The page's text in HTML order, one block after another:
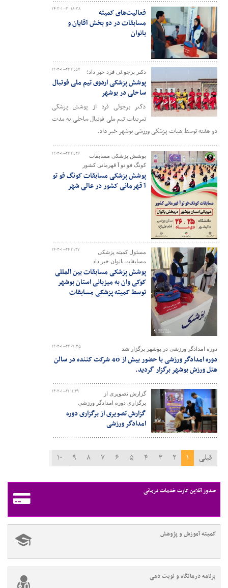
۱۴۰۳-۱۰-۳۰ ۱۸:۳۸
فعالیت‌های کمیته
مسابقات در دو بخش آقایان و
بانوان
۱۴۰۳-۱۰-۲۴ ۱۱:۵۷ دکتر برجو.ئی فرد خبر داد؛
پوشش پزشکی اردوی تیم ملی فوتبال
ساحلی در بوشهر
دکتر برجوئی فرد از پوشش پزشکی
تمرینات تیم ملی فوتبال ساحلی به مدت
دو هفته توسط هیات پزشکی ورزشی بوشهر خبر داد.
۱۴۰۳-۱۰-۲۴ ۱۱:۳۶
پوشش پزشکی مسابقات
کونگ فو تو آ قهرمانی کشور
پوشش پزشکی مسابقات کونگ فو تو
آ قهرمانی کشور در عالی شهر
۱۴۰۳-۱۰-۲۴ ۱۱:۲۷
مسئول کمیته پزشکی
مسابقات بانوان خبر داد
پوشش پزشکی مسابقات بین المللی
کوکی وان به میزبانی استان بوشهر
توسط کمیته پزشکی مسابقات
۱۴۰۳-۱۰-۲۲ ۰۹:۳۵ دوره امدادگر ورزشی در بوشهر برگزار شد
دوره امدادگر ورزشی با حضور بیش از 40 شرکت کننده در سالن
هتل ورزش بوشهر برگزار گردید.
۱۴۰۳-۱۰-۲۱ ۱۱:۴۹
گزارش تصویری از
برگزاری دوره امدادگر ورزشی
گزارش تصویری از برگزاری دوره
امدادگر ورزشی
قبلی ۱ ۲ ۳ ۴ ۵ ۶ ۷ ۸ ۹
۱۰
صدور آنلاین کارت خدمات درمانی
کمیته آموزش و پژوهش
برنامه درمانگاه و نوبت دهی